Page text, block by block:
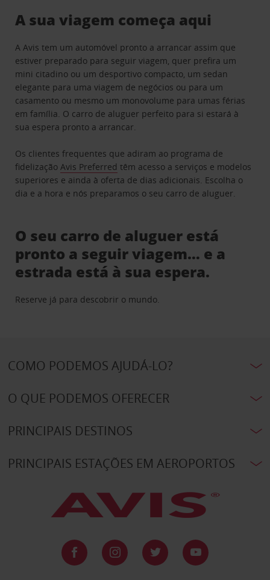
A sua viagem começa aqui
A Avis tem um automóvel pronto a arrancar assim que
estiver preparado para seguir viagem, quer prefira um
mini citadino ou um desportivo compacto, um sedan
elegante para uma viagem de negócios ou para um
casamento ou mesmo um monovolume para umas férias
em família. O carro de aluguer perfeito para si estará à
sua espera pronto a arrancar.
Os clientes frequentes que adiram ao programa de
fidelizaçãoAvis Preferred têm acesso a serviços e modelos
superiores e ainda à oferta de dias adicionais. Escolha o
dia e a hora e nós preparamos o seu carro de aluguer.
O seu carro de aluguer está
pronto a seguir viagem… e a
estrada está à sua espera.
Reserve já para descobrir o mundo.
COMO PODEMOS AJUDÁ-LO?
O QUE PODEMOS OFERECER
PRINCIPAIS DESTINOS
PRINCIPAIS ESTAÇÕES EM AEROPORTOS